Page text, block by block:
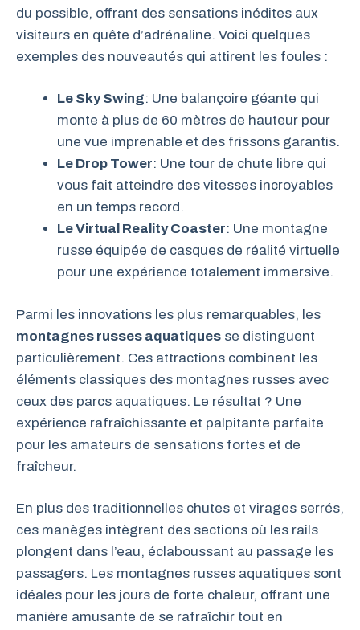
du possible, offrant des sensations inédites aux
visiteurs en quête d’adrénaline. Voici quelques
exemples des nouveautés qui attirent les foules :
Le Sky Swing: Une balançoire géante qui
monte à plus de 60 mètres de hauteur pour
une vue imprenable et des frissons garantis.
Le Drop Tower: Une tour de chute libre qui
vous fait atteindre des vitesses incroyables
en un temps record.
Le Virtual Reality Coaster: Une montagne
russe équipée de casques de réalité virtuelle
pour une expérience totalement immersive.
Parmi les innovations les plus remarquables, les
montagnes russes aquatiques se distinguent
particulièrement. Ces attractions combinent les
éléments classiques des montagnes russes avec
ceux des parcs aquatiques. Le résultat ? Une
expérience rafraîchissante et palpitante parfaite
pour les amateurs de sensations fortes et de
fraîcheur.
En plus des traditionnelles chutes et virages serrés,
ces manèges intègrent des sections où les rails
plongent dans l’eau, éclaboussant au passage les
passagers. Les montagnes russes aquatiques sont
idéales pour les jours de forte chaleur, offrant une
manière amusante de se rafraîchir tout en